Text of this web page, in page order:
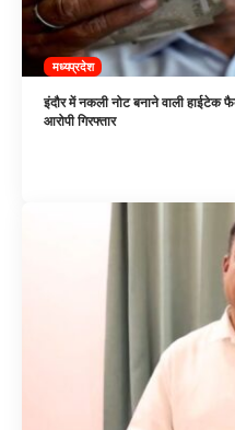
मध्यप्रदेश
इंदौर में नकली नोट बनाने वाली हाईटेक
आरोपी गिरफ्तार